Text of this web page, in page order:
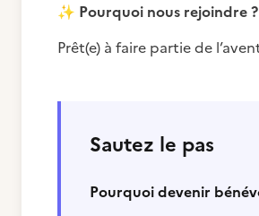
✨ Pourquoi nous rejoindre ?
Prêt(e) à faire partie de
Sautez le pas
Pourquoi devenir